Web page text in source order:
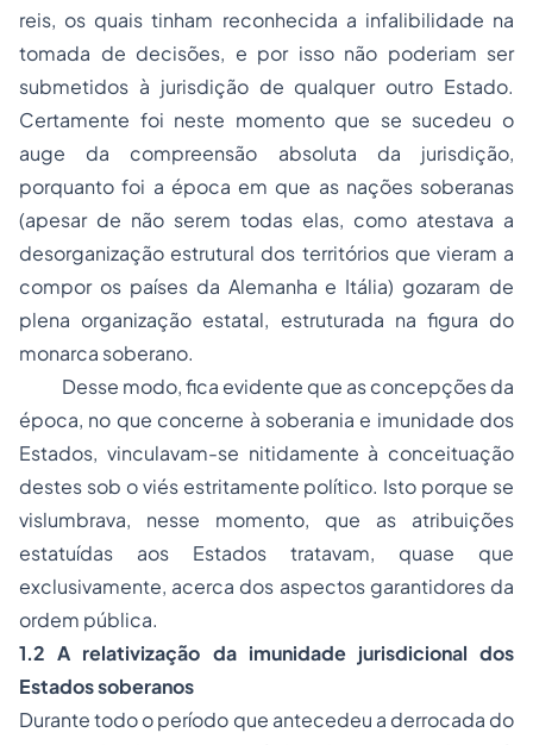
reis, os quais tinham reconhecida a infalibilidade na
tomada de decisões, e por isso não poderiam ser
submetidos à jurisdição de qualquer outro Estado.
Certamente foi neste momento que se sucedeu o
auge da compreensão absoluta da jurisdição,
porquanto foi a época em que as nações soberanas
(apesar de não serem todas elas, como atestava a
desorganização estrutural dos territórios que vieram a
compor os países da Alemanha e Itália) gozaram de
plena organização estatal, estruturada na figura do
monarca soberano.
Desse modo, fica evidente que as concepções da
época, no que concerne à soberania e imunidade dos
Estados, vinculavam-se nitidamente à conceituação
destes sob o viés estritamente político. Isto porque se
vislumbrava, nesse momento, que as atribuições
estatuídas aos Estados tratavam, quase que
exclusivamente, acerca dos aspectos garantidores da
ordem pública.
1.2 A relativização da imunidade jurisdicional dos
Estados soberanos
Durante todo o período que antecedeu a derrocada do